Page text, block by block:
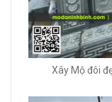
Xây Mộ đôi